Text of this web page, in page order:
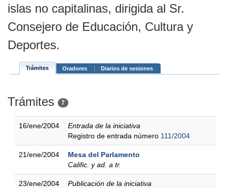
islas no capitalinas, dirigida al Sr.
Consejero de Educación, Cultura y
Deportes.
Trámites Oradores Diarios de sesiones
Trámites 7
16/ene/2004
Entrada de la iniciativa
Registro de entrada número 111/2004
21/ene/2004
Mesa del Parlamento
Calific. y ad. a tr.
23/ene/2004
Publicación de la iniciativa